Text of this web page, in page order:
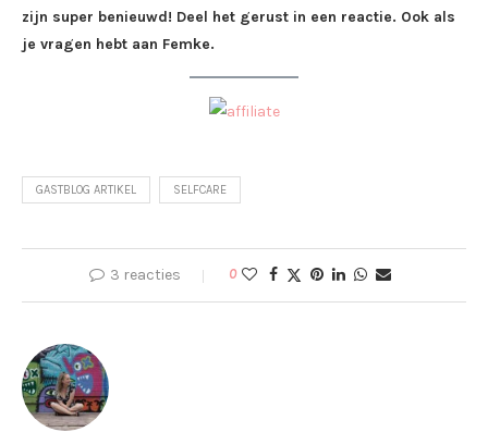
zijn super benieuwd! Deel het gerust in een reactie. Ook als
je vragen hebt aan Femke.
GASTBLOG ARTIKEL SELFCARE
3 reacties 0